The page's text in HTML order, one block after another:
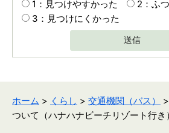
1：見つけやすかった
2：ふ
3：見つけにくかった
送信
ホーム > くらし > 交通機関（バス）
ついて（ハナハナビーチリゾート行き）